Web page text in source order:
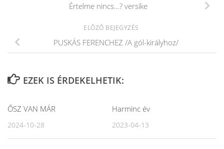
Értelme nincs…? versike
ELŐZŐ BEJEGYZÉS
PUSKÁS FERENCHEZ /A gól-királyhoz/
EZEK IS ÉRDEKELHETIK:
ŐSZ VAN MÁR
2024-10-28
Harminc év
2023-04-13